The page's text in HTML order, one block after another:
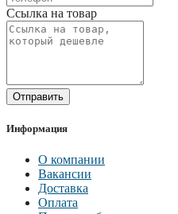
Ссылка на товар
Отправить
Информация
О компании
Вакансии
Доставка
Оплата